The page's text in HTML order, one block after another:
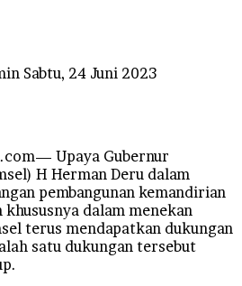
Sabtu, 24 Juni 2023
Upaya Gubernur
H Herman Deru dalam
pembangunan kemandirian
dalam menekan
terus mendapatkan dukungan
satu dukungan tersebut